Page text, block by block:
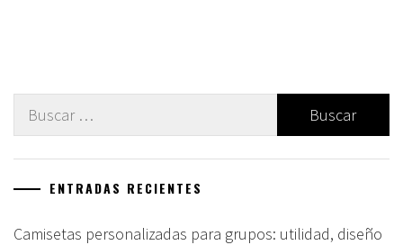
ENTRADAS RECIENTES
Camisetas personalizadas para grupos: utilidad, diseño